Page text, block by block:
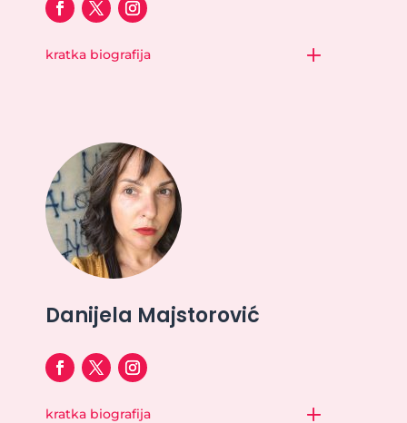
kratka biografija
Danijela Majstorović
kratka biografija